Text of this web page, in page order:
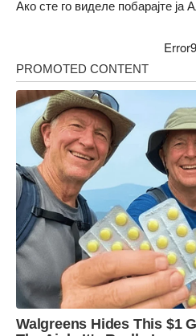
Ако сте го виделе побарајте ја
Error9